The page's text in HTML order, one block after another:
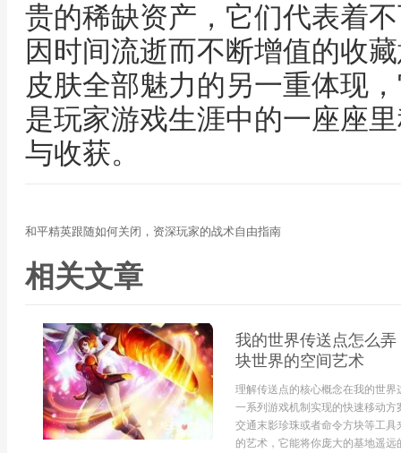
贵的稀缺资产，它们代表着
因时间流逝而不断增值的收
皮肤全部魅力的另一重体现
是玩家游戏生涯中的一座座
与收获。
和平精英跟随如何关闭，资深玩家的战术自由指南
相关文章
我的世界传送点怎么
块世界的空间艺术
理解传送点的核心概念在我的世
一系列游戏机制实现的快速移动
交通末影珍珠或者命令方块等工
的艺术，它能将你庞大的基地遥